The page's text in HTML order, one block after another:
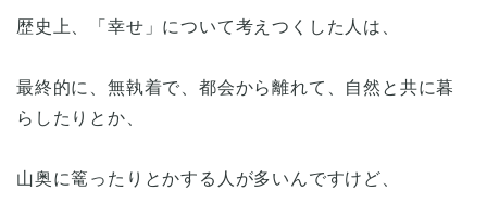
歴史上、「幸せ」について考えつくした人は、
最終的に、無執着で、都会から離れて、自然と共に暮
らしたりとか、
山奥に篭ったりとかする人が多いんですけど、